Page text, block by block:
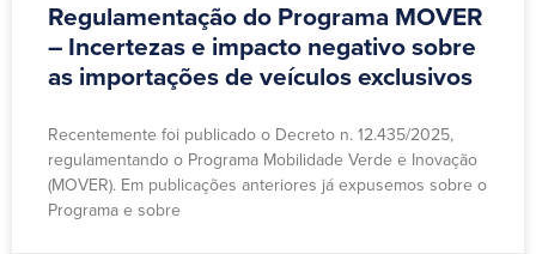
Regulamentação do Programa MOVER
– Incertezas e impacto negativo sobre
as importações de veículos exclusivos
Recentemente foi publicado o Decreto n. 12.435/2025,
regulamentando o Programa Mobilidade Verde e Inovação
(MOVER). Em publicações anteriores já expusemos sobre o
Programa e sobre